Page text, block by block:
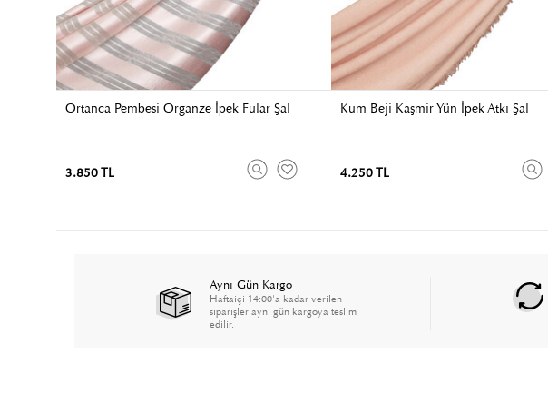
Ortanca Pembesi Organze İpek Fular Şal
3.850 TL
Kum Beji Kaşmir Yün İpek Atkı Şal
4.250 TL
Aynı Gün Kargo
Haftaiçi 14:00'a kadar verilen
siparişler aynı gün kargoya teslim
edilir.